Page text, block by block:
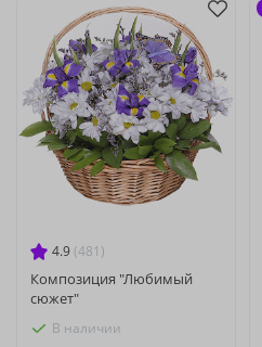
4.9 (481)
Композиция "Любимый
сюжет"
В наличии